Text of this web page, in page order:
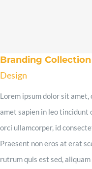
Branding Collection
Design
Lorem ipsum dolor sit
amet sapien in leo tincidunt
orci ullamcorper, id
Praesent non eros at erat
rutrum quis est sed,